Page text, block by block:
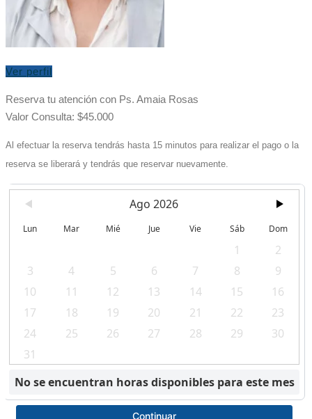
Ver perfil
Reserva tu atención con Ps. Amaia Rosas
Valor Consulta: $45.000
Al efectuar la reserva tendrás hasta 15 minutos para realizar el pago o la
reserva se liberará y tendrás que reservar nuevamente.